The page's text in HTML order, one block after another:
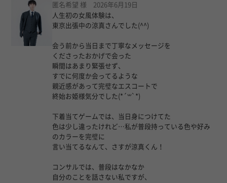
匿名希望 様 2026年6月19日
人生初の女風体験は、
東京出張中の涼真さんでした(^^)
会う前から当日まで丁寧なメッセージを
くださったおかげで会った
瞬間はあまり緊張せず、
すでに何度か会ってるような
親近感があって完璧なエスコートで
終始お姫様気分でした(*´꒳`*)
下着当てゲームでは、当日身につけてた
色は少し違ったけれど…私が普段持っている色や好み
のカラーを完璧に
言い当てるなんて、さすが涼真くん！
コンサルでは、普段はなかなか
自分のことを話さない私ですが、